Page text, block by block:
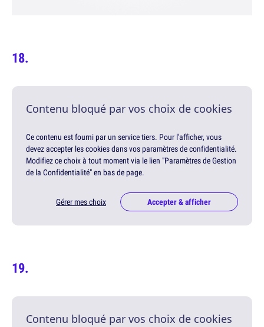
Contenu bloqué par vos choix de cookies
Ce contenu est fourni par un service tiers. Pour l'afficher, vous
devez accepter les cookies dans vos paramètres de confidentialité.
Modifiez ce choix à tout moment via le lien "Paramètres de Gestion
de la Confidentialité" en bas de page.
Gérer mes choix Accepter & afficher
Contenu bloqué par vos choix de cookies